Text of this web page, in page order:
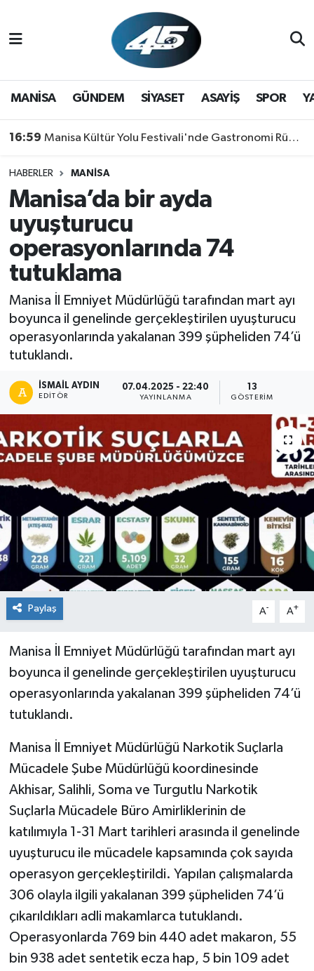
MANİSA GÜNDEM SİYASET ASAYİŞ SPOR
16:59 Manisa Kültür Yolu Festivali'nde Gastronomi Rüzgarı: Lezzetin Yıldızı "Manisa Kebabı" Oldu!
HABERLER MANİSA
Manisa’da bir ayda
uyuşturucu
operasyonlarında 74
tutuklama
Manisa İl Emniyet Müdürlüğü tarafından mart ayı
boyunca il genelinde gerçekleştirilen uyuşturucu
operasyonlarında yakalanan 399 şüpheliden 74’ü
tutuklandı.
İSMAIL AYDIN
EDITÖR
07.04.2025 - 22:40
YAYINLANMA
13
GÖSTERIM
Paylaş A- A+
Manisa İl Emniyet Müdürlüğü tarafından mart ayı
boyunca il genelinde gerçekleştirilen uyuşturucu
operasyonlarında yakalanan 399 şüpheliden 74’ü
tutuklandı.
Manisa İl Emniyet Müdürlüğü Narkotik Suçlarla
Mücadele Şube Müdürlüğü koordinesinde
Akhisar, Salihli, Soma ve Turgutlu Narkotik
Suçlarla Mücadele Büro Amirliklerinin de
katılımıyla 1-31 Mart tarihleri arasında il genelinde
uyuşturucu ile mücadele kapsamında çok sayıda
operasyon gerçekleştirildi. Yapılan çalışmalarda
306 olayla ilgili yakalanan 399 şüpheliden 74’ü
çıkarıldıkları adli makamlarca tutuklandı.
Operasyonlarda 769 bin 440 adet makaron, 55
bin 938 adet sentetik ecza hap, 5 bin 109 adet
GÜNDEM
SPOR
YAŞAM
RESMİ REKLAM
Hava Durumu
Trafik Durumu
Son Dakika Haberleri
Haber Arşivi